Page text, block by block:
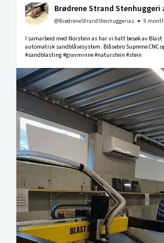
Brødrene Strand Stenhuggeri
@BrødreneStrandStenhuggerias 9
I samarbeid med Norstein as har vi hatt besøk av
automatisk sandblåsesystem. Blåsebro Supreme CNC og støvfri sandblåser ULTRA.
#sandblasting #gravminne #naturstein #stein